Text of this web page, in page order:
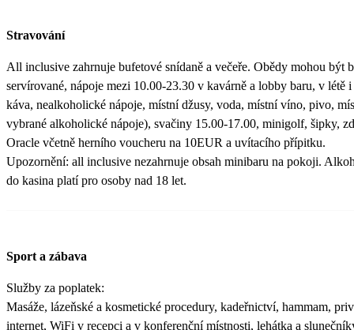
Stravování
All inclusive zahrnuje bufetové snídaně a večeře. Obědy mohou být
servírované, nápoje mezi 10.00-23.30 v kavárně a lobby baru, v létě
káva, nealkoholické nápoje, místní džusy, voda, místní víno, pivo,
vybrané alkoholické nápoje), svačiny 15.00-17.00, minigolf, šipky,
Oracle včetně herního voucheru na 10EUR a uvítacího přípitku.
Upozornění: all inclusive nezahrnuje obsah minibaru na pokoji.
do kasina platí pro osoby nad 18 let.
Sport a zábava
Služby za poplatek:
Masáže, lázeňské a kosmetické procedury, kadeřnictví, hammam,
internet, WiFi v recepci a v konferenční místnosti, lehátka a